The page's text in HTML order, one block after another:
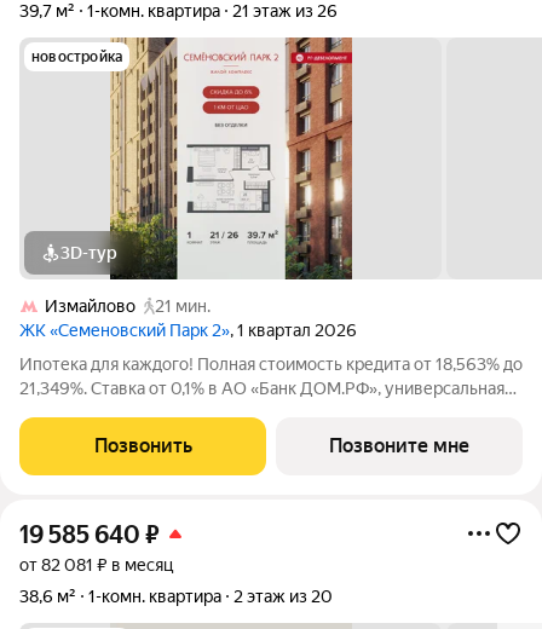
39,7 м²
1-комн. квартира 21 этаж из 26
новостройка
3D-тур
Измайлово
21 мин.
ЖК «Семеновский Парк 2», 1 квартал 2026
Ипотека для каждого! Полная стоимость кредита от 18,563% до
21,349%. Ставка от 0,1% в АО «Банк ДОМ.РФ», универсальная
месяцев ставка устанавливается при наличии документа о
компенсации Банку
Позвонить Позвоните мне
19 585 640 ₽
от 82 081 ₽ в месяц
38,6 м²
1-комн. квартира 2 этаж из 20